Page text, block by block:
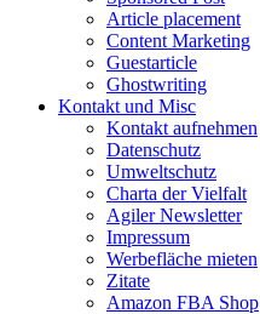
Article placement
Content Marketing
Guestarticle
Ghostwriting
Kontakt und Misc
Kontakt aufnehmen
Datenschutz
Umweltschutz
Charta der Vielfalt
Agiler Newsletter
Impressum
Werbefläche mieten
Zitate
Amazon FBA Shop